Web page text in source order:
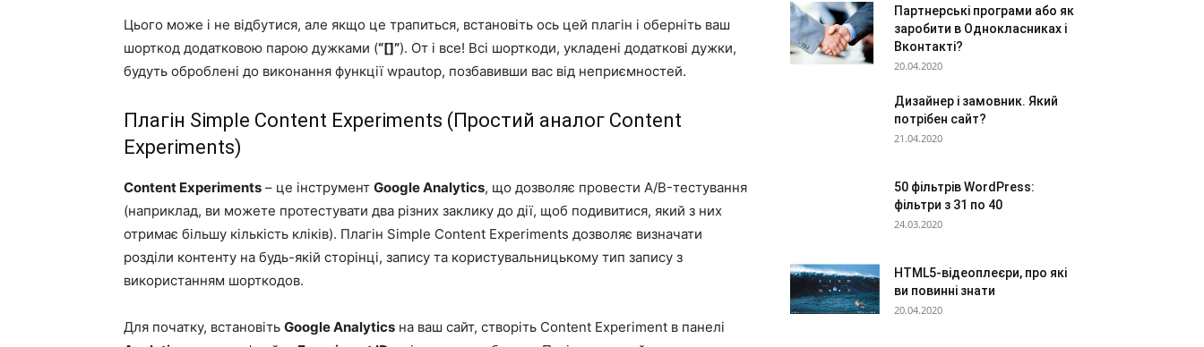
Цього може і не відбутися, але якщо це трапиться, встановіть ось цей плагін і оберніть ваш
шорткод додатковою парою дужками (“[]”). От і все! Всі шорткоди, укладені додаткові дужки,
будуть оброблені до виконання функції wpautop, позбавивши вас від неприємностей.
Плагін Simple Content Experiments (Простий аналог Content
Experiments)
Content Experiments – це інструмент Google Analytics, що дозволяє провести A/B-тестування
(наприклад, ви можете протестувати два різних заклику до дії, щоб подивитися, який з них
отримає більшу кількість кліків). Плагін Simple Content Experiments дозволяє визначати
розділи контенту на будь-якій сторінці, запису та користувальницькому тип запису з
використанням шорткодов.
Для початку, встановіть Google Analytics на ваш сайт, створіть Content Experiment в панелі
Партнерські програми або як
заробити в Однокласниках і
Вконтакті?
20.04.2020
Дизайнер і замовник. Який
потрібен сайт?
21.04.2020
50 фільтрів WordPress:
фільтри з 31 по 40
24.03.2020
HTML5-відеоплеєри, про які
ви повинні знати
20.04.2020